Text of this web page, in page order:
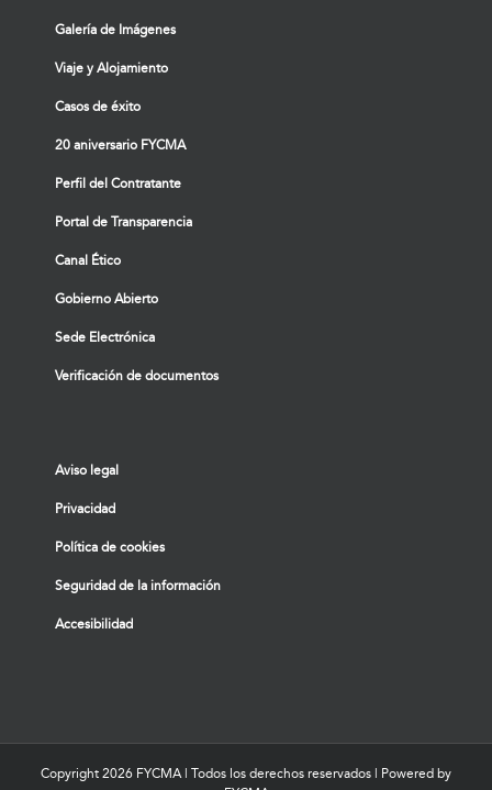
Galería de Imágenes
Viaje y Alojamiento
Casos de éxito
20 aniversario FYCMA
Perfil del Contratante
Portal de Transparencia
Canal Ético
Gobierno Abierto
Sede Electrónica
Verificación de documentos
Aviso legal
Privacidad
Política de cookies
Seguridad de la información
Accesibilidad
Copyright 2026 FYCMA | Todos los derechos reservados | Powered by